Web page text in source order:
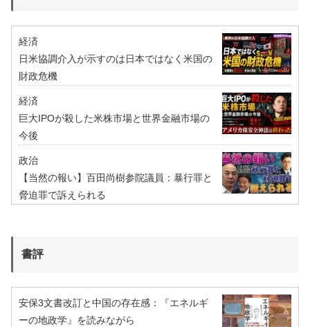
経済
日米協調介入が示すのは日本ではなく米国の
財政危機
経済
巨大IPOが殺した米株市場と世界金融市場の
今後
政治
【当然の報い】百田尚樹参院議員：暴行罪と
脅迫罪で訴えられる
書評
安保3文書改訂と中国の存在感：『エネルギ
ーの地政学』を読みながら